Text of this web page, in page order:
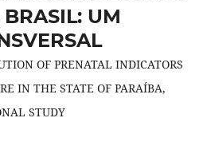
UM
OF PRENATAL INDICATORS
IN THE STATE OF PARAÍBA,
STUDY